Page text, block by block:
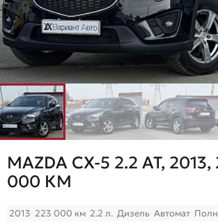
MAZDA CX-5 2.2 AT, 2013,
000 КМ
2013 223 000 км 2.2 л. Дизель Автомат